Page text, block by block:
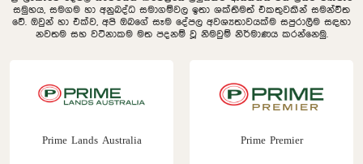
සමුහය, සමගම හා අනුබද්ධ සමාගම්වල ඉතා ශක්තිමත් එකතුවකින් සමන්විත
වේ. ඔවුන් හා එක්ව, අපි ඔබගේ සෑම දේපල අවශ්‍යතාවයක්ම සපුරාලීම සඳහා
නවතම සහ වටිනාකම මත පදනම් වූ නිමවුම් නිර්මාණය කරන්නෙමු.
Prime Lands Australia Prime Premier